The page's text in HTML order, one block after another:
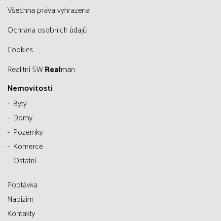
všechna práva vyhrazena
Ochrana osobních údajů
Cookies
Realitní SWRealman
Nemovitosti
Byty
Domy
Pozemky
Komerce
Ostatní
Poptávka
Nabízím
Kontakty